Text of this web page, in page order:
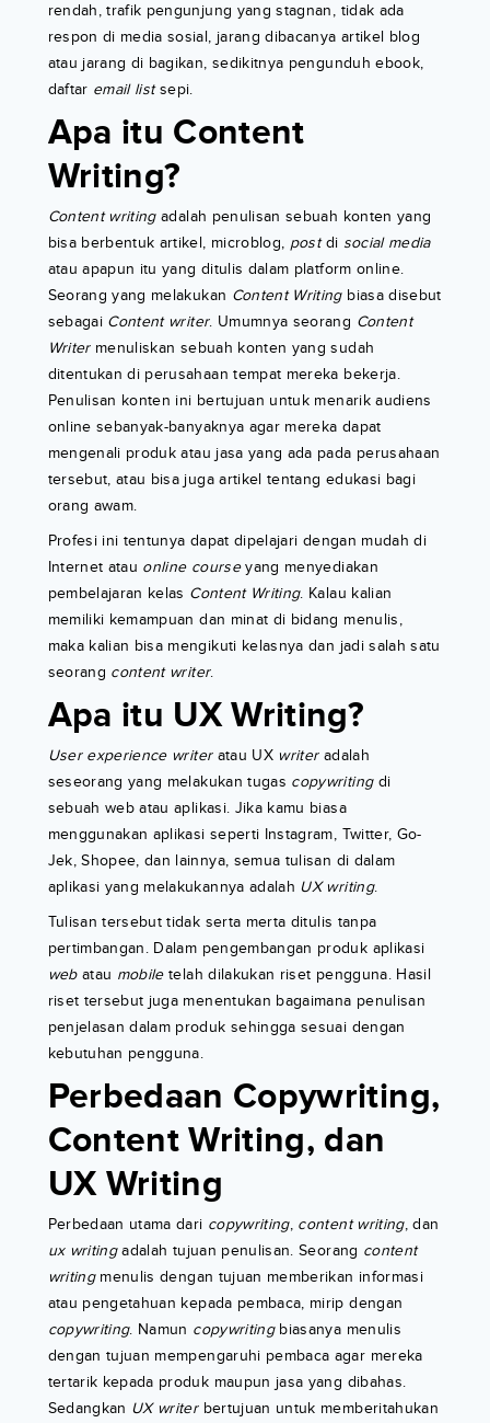
rendah, trafik pengunjung yang stagnan, tidak ada
respon di media sosial, jarang dibacanya artikel blog
atau jarang di bagikan, sedikitnya pengunduh ebook,
daftar email listsepi.
Apa itu Content
Writing?
Content writingadalah penulisan sebuah konten yang
bisa berbentuk artikel, microblog, postdi social media
atau apapun itu yang ditulis dalam platform online.
Seorang yang melakukan Content Writingbiasa disebut
sebagai Content writer. Umumnya seorang Content
Writermenuliskan sebuah konten yang sudah
ditentukan di perusahaan tempat mereka bekerja.
Penulisan konten ini bertujuan untuk menarik audiens
online sebanyak-banyaknya agar mereka dapat
mengenali produk atau jasa yang ada pada perusahaan
tersebut, atau bisa juga artikel tentang edukasi bagi
orang awam.
Profesi ini tentunya dapat dipelajari dengan mudah di
Internet atau online courseyang menyediakan
pembelajaran kelas Content Writing. Kalau kalian
memiliki kemampuan dan minat di bidang menulis,
maka kalian bisa mengikuti kelasnya dan jadi salah satu
seorang content writer.
Apa itu UX Writing?
User experience writeratau UX writeradalah
seseorang yang melakukan tugas copywritingdi
sebuah web atau aplikasi. Jika kamu biasa
menggunakan aplikasi seperti Instagram, Twitter, Go-
Jek, Shopee, dan lainnya, semua tulisan di dalam
aplikasi yang melakukannya adalah UX writing.
Tulisan tersebut tidak serta merta ditulis tanpa
pertimbangan. Dalam pengembangan produk aplikasi
webatau mobiletelah dilakukan riset pengguna. Hasil
riset tersebut juga menentukan bagaimana penulisan
penjelasan dalam produk sehingga sesuai dengan
kebutuhan pengguna.
Perbedaan Copywriting,
Content Writing, dan
UX Writing
Perbedaan utama dari copywriting, content writing, dan
ux writingadalah tujuan penulisan. Seorang content
writingmenulis dengan tujuan memberikan informasi
atau pengetahuan kepada pembaca, mirip dengan
copywriting. Namun copywritingbiasanya menulis
dengan tujuan mempengaruhi pembaca agar mereka
tertarik kepada produk maupun jasa yang dibahas.
Sedangkan UX writerbertujuan untuk memberitahukan